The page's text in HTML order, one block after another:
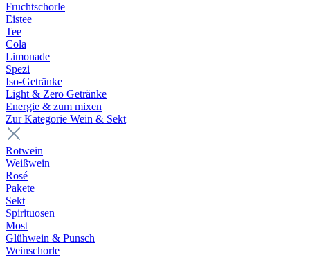
Fruchtschorle
Eistee
Tee
Cola
Limonade
Spezi
Iso-Getränke
Light & Zero Getränke
Energie & zum mixen
Zur Kategorie Wein & Sekt
Rotwein
Weißwein
Rosé
Pakete
Sekt
Spirituosen
Most
Glühwein & Punsch
Weinschorle